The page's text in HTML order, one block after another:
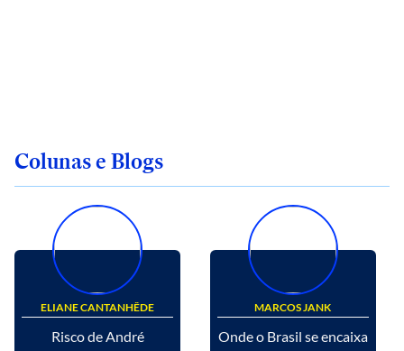
Colunas e Blogs
ELIANE CANTANHÊDE
Risco de André
MARCOS JANK
Onde o Brasil se encaixa